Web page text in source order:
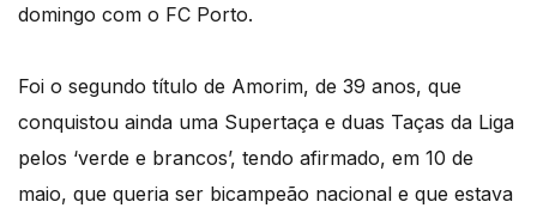
domingo com o FC Porto.
Foi o segundo título de Amorim, de 39 anos, que
conquistou ainda uma Supertaça e duas Taças da Liga
pelos ‘verde e brancos’, tendo afirmado, em 10 de
maio, que queria ser bicampeão nacional e que estava